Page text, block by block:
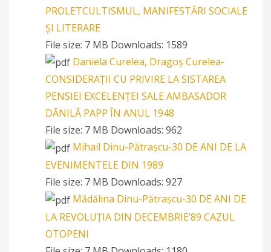
PROLETCULTISMUL, MANIFESTĂRI SOCIALE
ȘI LITERARE
File size: 7 MB Downloads: 1589
Daniela Curelea, Dragoș Curelea-
CONSIDERAȚII CU PRIVIRE LA SISTAREA
PENSIEI EXCELENȚEI SALE AMBASADOR
DĂNILĂ PAPP ÎN ANUL 1948
File size: 7 MB Downloads: 962
Mihail Dinu-Pătrașcu-30 DE ANI DE LA
EVENIMENTELE DIN 1989
File size: 7 MB Downloads: 927
Mădălina Dinu-Pătrașcu-30 DE ANI DE
LA REVOLUȚIA DIN DECEMBRIE’89 CAZUL
OTOPENI